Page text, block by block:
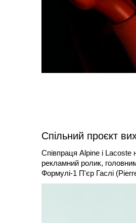
Спільний проєкт
Співпраця Alpine і
рекламний ролик,
Формулі-1 П'єр Гаслі